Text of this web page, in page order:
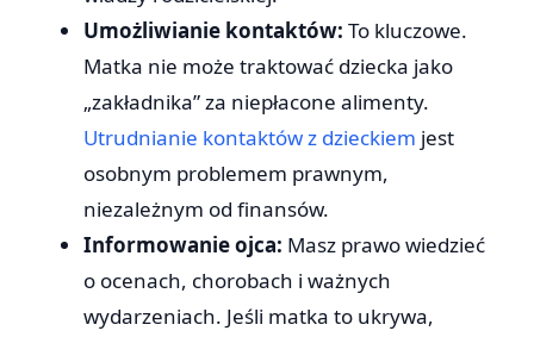
Umożliwianie kontaktów: To kluczowe.
Matka nie może traktować dziecka jako
„zakładnika” za niepłacone alimenty.
Utrudnianie kontaktów z dzieckiem jest
osobnym problemem prawnym,
niezależnym od finansów.
Informowanie ojca: Masz prawo wiedzieć
o ocenach, chorobach i ważnych
wydarzeniach. Jeśli matka to ukrywa,